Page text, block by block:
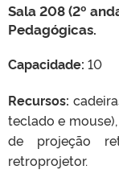
Sala 208 (2º
Pedagógicas.
Capacidade: 10
Recursos:
teclado e
de projeção
retroprojetor.